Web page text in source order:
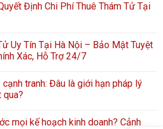
Định Chi Phí Thuê Thám Tử Tại
Uy Tín Tại Hà Nội – Bảo Mật Tuyệt
Xác, Hỗ Trợ 24/7
tranh: Đâu là giới hạn pháp lý
qua?
mọi kế hoạch kinh doanh? Cảnh